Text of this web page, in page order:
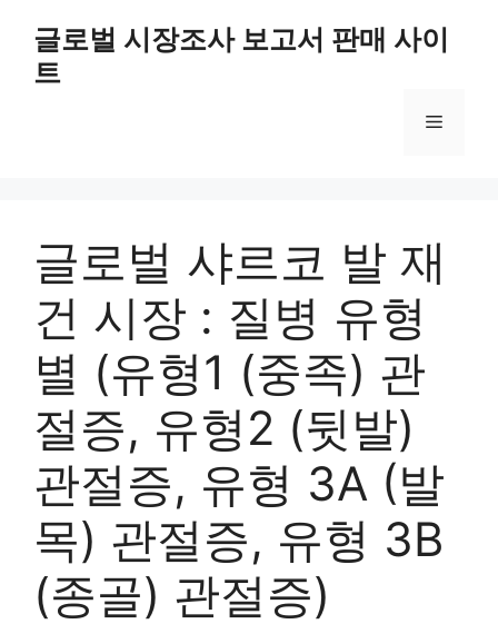
content
글로벌 시장조사 보고서 판매 사이
트
Menu
글로벌 샤르코 발 재
건 시장 : 질병 유형
별 (유형1 (중족) 관
절증, 유형2 (뒷발)
관절증, 유형 3A (발
목) 관절증, 유형 3B
(종골) 관절증)